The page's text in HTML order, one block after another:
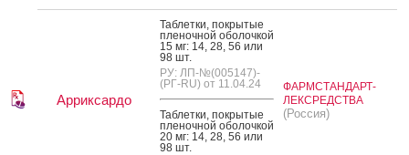
Арриксардо
Таб­летки, пок­ры­тые
пле­ноч­ной обо­лоч­кой
15 мг: 14, 28, 56 или
98 шт.
РУ: ЛП-№(005147)-
(РГ-RU) от 11.04.24
Таб­летки, пок­ры­тые
пле­ноч­ной обо­лоч­кой
20 мг: 14, 28, 56 или
98 шт.
ФАРМСТАНДАРТ-
ЛЕКСРЕДСТВА
(Россия)